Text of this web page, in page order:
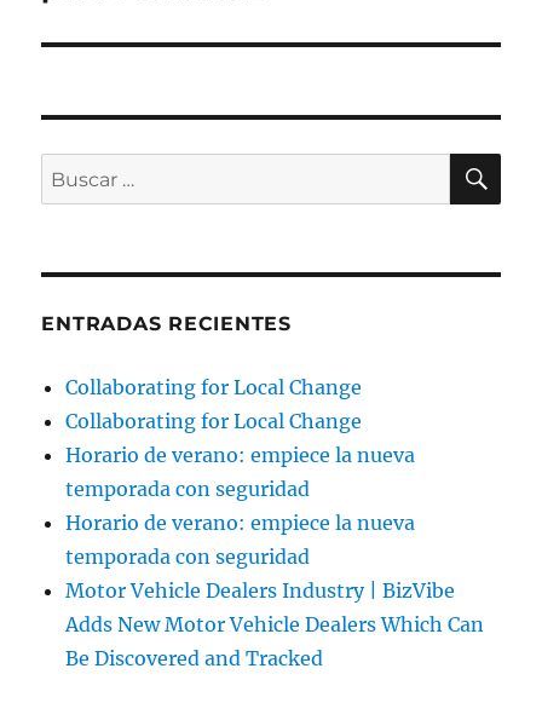
Buscar
por:
ENTRADAS RECIENTES
Collaborating for Local Change
Collaborating for Local Change
Horario de verano: empiece la nueva
temporada con seguridad
Horario de verano: empiece la nueva
temporada con seguridad
Motor Vehicle Dealers Industry | BizVibe
Adds New Motor Vehicle Dealers Which Can
Be Discovered and Tracked